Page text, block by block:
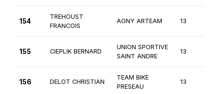
154
TREHOUST
FRANCOIS
AGNY ARTEAM 13
155 CIEPLIK BERNARD
UNION SPORTIVE
SAINT ANDRE
13
156 DELOT CHRISTIAN
TEAM BIKE
PRESEAU
13